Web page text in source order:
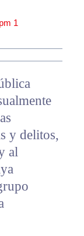
1
y delitos,
al